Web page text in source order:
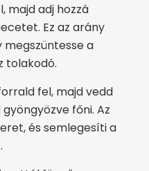
majd adj hozzá
Ez az arány
megszüntesse a
tolakodó.
fel, majd vedd
főni. Az
és semlegesíti a